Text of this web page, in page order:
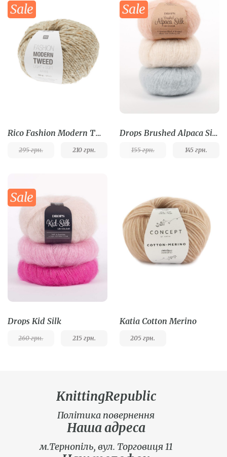
Sale
Rico Fashion Modern Tweed
295грн. 210 грн.
Sale
Drops Brushed Alpaca Silk
155грн. 145 грн.
Sale
Drops Kid Silk
260грн. 215 грн.
Katia Cotton Merino
205 грн.
KnittingRepublic
Політика повернення
Наша адреса
м.Тернопіль, вул. Торговиця 11